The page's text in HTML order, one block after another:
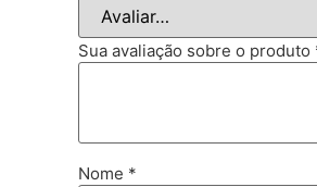
Sua avaliação sobre o produto
Nome *